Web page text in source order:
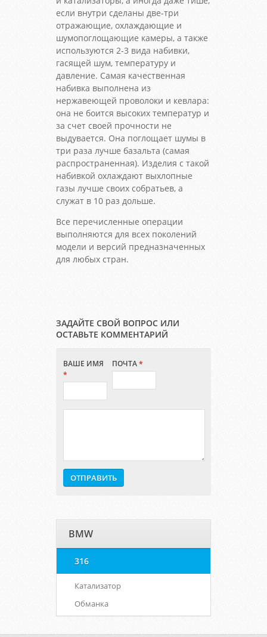
если внутри сделаны две-три
отражающие, охлаждающие и
шумопоглощающие камеры, а также
используются 2-3 вида набивки,
гасящей шум, температуру и
давление. Самая качественная
набивка выполнена из
нержавеющей проволоки и кевлара:
она не боится высоких температур и
за счет своей прочности не
выдувается. Она поглощает шумы в
три раза лучше базальта (самая
распространенная). Изделия с такой
набивкой охлаждают выхлопные
газы лучше своих собратьев, а
служат в 10 раз дольше.
Все перечисленные операции
выполняются для всех поколений
модели и версий предназначенных
для любых стран.
ЗАДАЙТЕ СВОЙ ВОПРОС ИЛИ
ОСТАВЬТЕ КОММЕНТАРИЙ
ВАШЕ ИМЯ
*
ПОЧТА*
BMW
316
Катализатор
Обманка